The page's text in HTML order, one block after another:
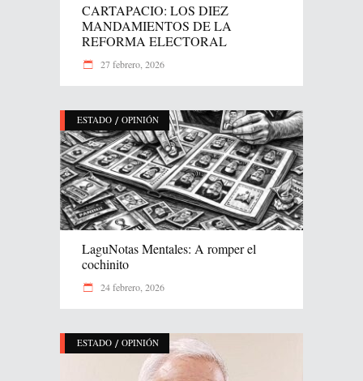
CARTAPACIO: LOS DIEZ
MANDAMIENTOS DE LA
REFORMA ELECTORAL
27 febrero, 2026
ESTADO / OPINIÓN
LaguNotas Mentales: A romper el
cochinito
24 febrero, 2026
ESTADO / OPINIÓN